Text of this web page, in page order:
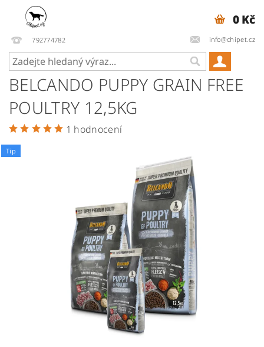
792774782 info@chipet.cz
0 Kč
BELCANDO PUPPY GRAIN FREE
POULTRY 12,5KG
1 hodnocení
Tip